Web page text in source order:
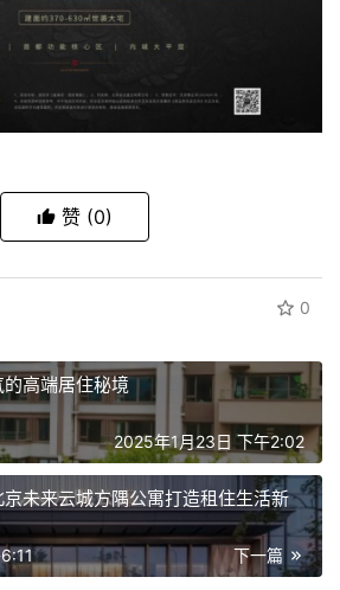
赞 (0)
0
高端居住秘境
2025年1月23日 下午2:02
未来云城方隅公寓打造租住生活新
下一篇